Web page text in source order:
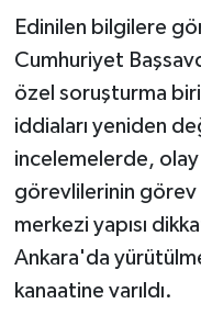
Edinilen bilgilere
Cumhuriyet
özel soruşturma
iddiaları yeniden
incelemelerde, olay
görevlilerinin görev
merkezi yapısı
Ankara'da
kanaatine varıldı.